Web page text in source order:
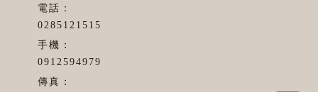
0285121515
0912594979